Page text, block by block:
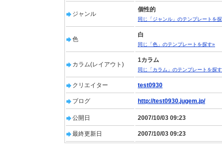
ジャンル
個性的
同じ「ジャンル」のテンプレートを
色
白
同じ「色」のテンプレートを探す»
カラム(レイアウト)
1カラム
同じ「カラム」のテンプレートを探
クリエイター test0930
ブログ http://test0930.jugem.jp/
公開日 2007/10/03 09:23
最終更新日 2007/10/03 09:23